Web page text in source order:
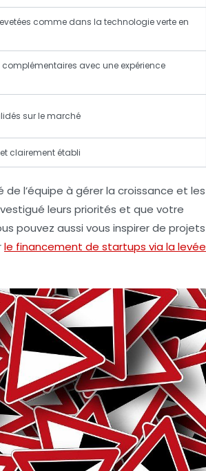
comme dans la technologie verte en
avec une expérience
sur le marché
clairement établi
l’équipe à gérer la croissance et les
leurs priorités et que votre
pouvez aussi vous inspirer de projets
le financement de startups via la levée